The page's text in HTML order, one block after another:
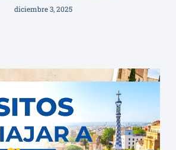
diciembre 3, 2025